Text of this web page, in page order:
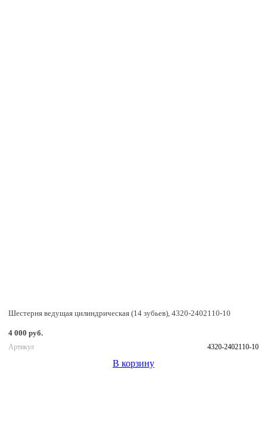
Шестерня ведущая цилиндрическая (14 зубьев), 4320-2402110-10
4 000 руб.
Артикул 4320-2402110-10
В корзину